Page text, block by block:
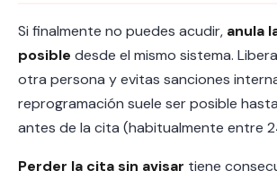
Si finalmente no puedes acudir, anula
posible desde el mismo sistema.
otra persona y evitas sanciones
reprogramación suele ser posible
antes de la cita (habitualmente entre
Perder la cita sin avisar tiene